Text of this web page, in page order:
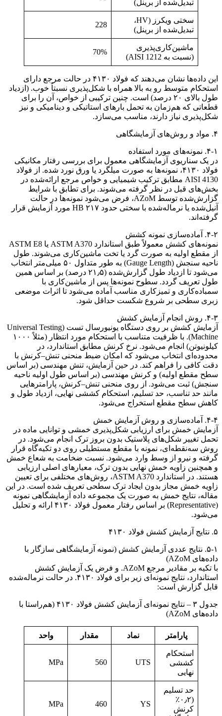
تبدیل‌شده از برینل)
سختی ویکرز (HV،
تبدیل‌شده از برینل)
228
ماشین‌کاری‌پذیری
(نسبت به AISI 1212)
70%
این داده‌ها نشان می‌دهند که فولاد ۴۱۳۰ در حالت مرجع دارای
استحکام متوسط رو به بالا همراه با شکل‌پذیری نسبتاً خوب. (ازدیاد
طول بالای ۲۰ درصد) است. چنین ترکیبی از خواص، آن را برای
قطعاتی که هم‌زمان به تحمل بارهای استاتیکی و دینامیکی و نیز
شکل‌پذیری نیاز دارند، مناسب می‌سازد.
۴. مواد و روش‌های آزمایشگاهی
۴-۱. نمونه‌های مورد استفاده
در یک سناریوی آزمایشگاهی معمول برای بررسی رفتار مکانیکی
فولاد ۴۱۳۰، نمونه‌ها به صورت میلگرد یا ورق نورد شده. از فولاد
AISI 4130 مطابق ترکیب شیمیایی و خواص مرجع ارائه‌شده در
بخش‌های قبل در نظر گرفته می‌شوند. برای تطابق با شرایط
گزارش‌شده توسط AZoM، فرض می‌شود نمونه‌ها در حالت
آنیل‌شده یا نرماله‌شده با سختی حدود ۲۱۷ HB مورد آزمایش قرار
گرفته‌اند.
۴-۲. آماده‌سازی نمونه کشش
نمونه‌های کشش معمولاً طبق استاندارد ASTM A370 یا ASTM E8
از مقطع اولیه به صورت گرد یا تخت ماشین‌کاری می‌شوند. طول
ناحیه سنجش (Gauge Length) به طور متداول ۵۰ میلی‌متر انتخاب
می‌شود تا ازدیاد طول گزارش‌شده (۲۱٫۵ درصد) بر اساس همین
طول تعریف گردد. سطوح نمونه‌ها پس از ماشین‌کاری با
سمباده‌کاری و تمیزکاری مناسب آماده می‌شود تا اثرات موضعی
زبری سطحی بر شروع شکست حداقل شود.
۴-۳. روش انجام آزمایش کشش
آزمایش کشش بر روی دستگاه یونیورسال تست (Universal Testing
Machine). با ظرفیت متناسب با استحکام مورد انتظار (مثلاً ۱۰۰۰
کیلونیوتن) انجام می‌شود. نرخ کرنش مطابق استاندارد، در
محدوده‌ای انتخاب می‌شود که امکان ضبط منحنی تنش–کرنش با
دقت کافی را فراهم کند. در حین آزمایش، تنش مهندسی (بر اساس
سطح مقطع اولیه) و کرنش مهندسی (بر اساس طول اولیه ناحیه
سنجش) ثبت می‌شود. از روی منحنی تنش–کرنش، پارامترهایی
مانند حد تناسب، حد تسلیم، استحکام کششی نهایی، ازدیاد طول و
کاهش سطح مقطع استخراج می‌شود.
۴-۴. آماده‌سازی و روش آزمایش خمش
آزمایش خمش برای ارزیابی شکل‌پذیری خمشی و توانایی ماده در
تحمل تغییر شکل‌های پلاستیک بدون بروز ترک انجام می‌شود. در
روش سه‌نقطه‌ای، نمونه با مقطع مستطیلی روی دو تکیه‌گاه قرار
گرفته و نیرو از وسط وارد می‌شود. نسبت ضخامت به شعاع خمش
و همچنین زاویه خمش نهایی بدون ترک، معیارهای اصلی ارزیابی
هستند. در استاندارد ASTM A370، روش‌های مختلفی برای تعیین
زاویه خمش مجاز بدون ایجاد ترک سطحی تعریف شده است. در این
مقاله، نتایج خمش به صورت یک مجموعه داده آزمایشگاهی نمونه
(Representative) بر اساس رفتار معمول فولاد ۴۱۳۰ ارائه و تحلیل
می‌شود.
۵. نتایج آزمایش کشش فولاد ۴۱۳۰
۵-۱. نتایج عددی آزمایش کشش (نمونه آزمایشگاهی سازگار با
داده‌های AZoM)
با تکیه بر مقادیر مرجع AZoM. و فرض یک آزمایش کشش
استاندارد، نتایج نمونه‌ای زیر برای فولاد ۴۱۳۰. در حالت نرماله‌شده
قابل گزارش است:
جدول ۳ – نتایج نمونه‌ای آزمایش کشش فولاد ۴۱۳۰ (هم‌راستا با
داده‌های AZoM)
پارامتر نماد مقدار واحد
استحکام
کششی
نهایی
UTS
560
MPa
حد تسلیم
(۰٫۲٪
کرنش
YS
460
MPa